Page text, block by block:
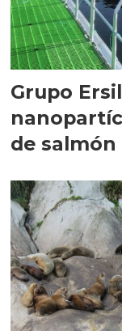
Grupo
de salmón